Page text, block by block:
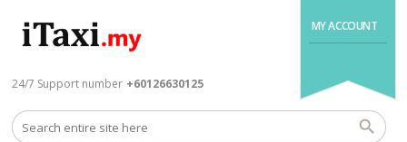
MY ACCOUNT
24/7 Support number +60126630125